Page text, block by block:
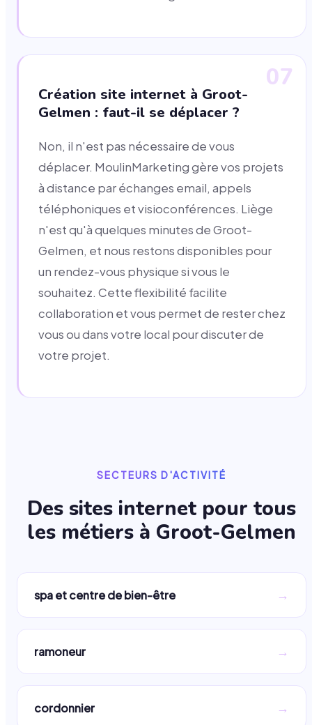
07
Création site internet à Groot-
Gelmen : faut-il se déplacer ?
Non, il n'est pas nécessaire de vous
déplacer. MoulinMarketing gère vos projets
à distance par échanges email, appels
téléphoniques et visioconférences. Liège
n'est qu'à quelques minutes de Groot-
Gelmen, et nous restons disponibles pour
un rendez-vous physique si vous le
souhaitez. Cette flexibilité facilite
collaboration et vous permet de rester chez
vous ou dans votre local pour discuter de
votre projet.
SECTEURS D'ACTIVITÉ
Des sites internet pour tous
les métiers à Groot-Gelmen
spa et centre de bien-être →
ramoneur →
cordonnier →